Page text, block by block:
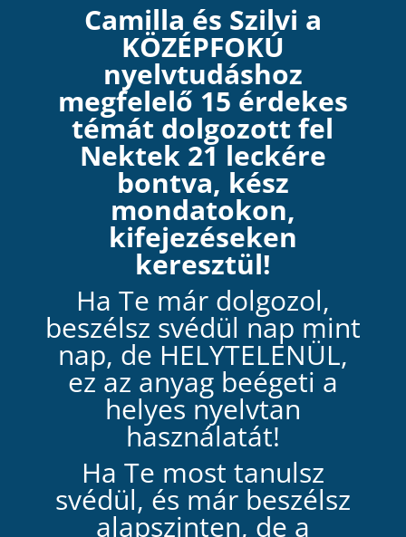
Camilla és Szilvi a
KÖZÉPFOKÚ
nyelvtudáshoz
megfelelő 15 érdekes
témát dolgozott fel
Nektek 21 leckére
bontva, kész
mondatokon,
kifejezéseken
keresztül!
Ha Te már dolgozol,
beszélsz svédül nap mint
nap, de HELYTELENÜL,
ez az anyag beégeti a
helyes nyelvtan
használatát!
Ha Te most tanulsz
svédül, és már beszélsz
alapszinten, de a